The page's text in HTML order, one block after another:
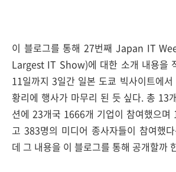
이 블로그를 통해 27번째 Japan IT
Largest IT Show)에 대한 소개 내용을
11일까지 3일간 일본 도쿄 빅사이트에
황리에 행사가 마무리 된 듯 싶다. 총 13
션에 23개국 1666개 기업이 참여했으며
고 383명의 미디어 종사자들이 참여했
데 그 내용을 이 블로그를 통해 공개할까